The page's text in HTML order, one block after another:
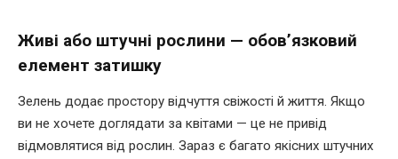
Живі або штучні рослини — обов’язковий
елемент затишку
Зелень додає простору відчуття свіжості й життя. Якщо
ви не хочете доглядати за квітами — це не привід
відмовлятися від рослин. Зараз є багато якісних штучних